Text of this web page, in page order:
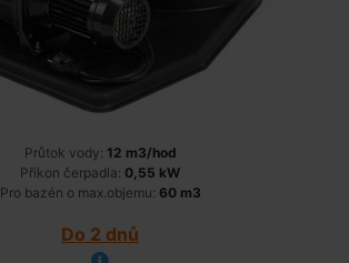
Průtok vody: 12 m3/hod
Příkon čerpadla: 0,55 kW
Pro bazén o max.objemu: 60 m3
Do 2 dnů